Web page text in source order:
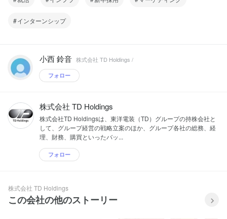
インターンシップ
小西 鈴音 株式会社 TD Holdings /
フォロー
株式会社 TD Holdings
株式会社TD Holdingsは、東洋電装（TD）グループの持株会社と
して、グループ経営の戦略立案のほか、グループ各社の総務、経
理、財務、購買といったバッ...
フォロー
株式会社 TD Holdings
この会社の他のストーリー